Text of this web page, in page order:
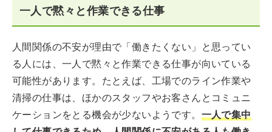
一人で黙々と作業できる仕事
人間関係の不安が理由で「働きたくない」と思ってい
る人には、一人で黙々と作業できる仕事が向いている
可能性があります。たとえば、工場でのライン作業や
清掃の仕事は、ほかのスタッフやお客さんとコミュニ
ケーションをとる機会が少ないようです。 一人で集中